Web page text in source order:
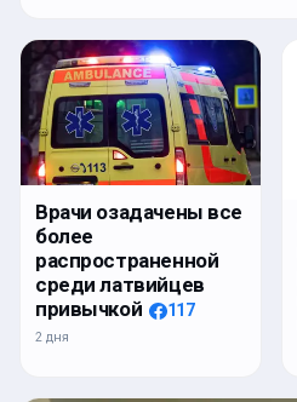
Врачи озадачены все
более
распространенной
среди латвийцев
привычкой
117
2 дня